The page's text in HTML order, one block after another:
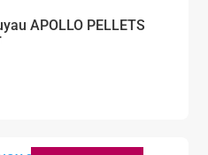
APOLLO PELLETS